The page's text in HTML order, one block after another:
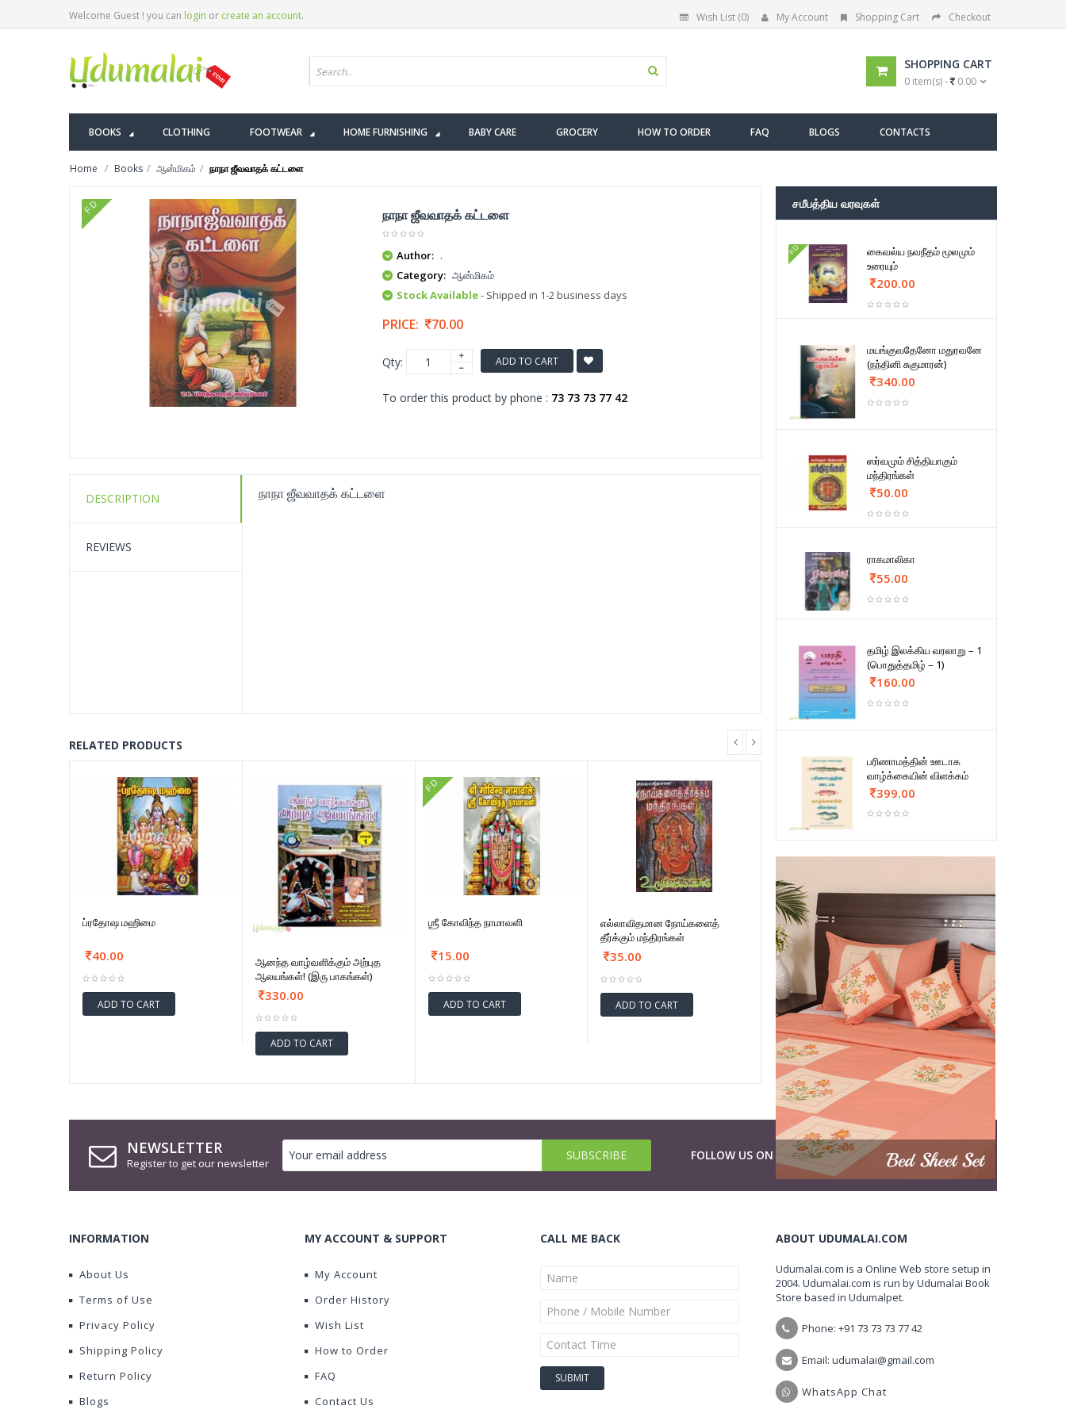
Welcome Guest ! you can login or create an account. Wish List (0) My Account Shopping Cart Checkout
SHOPPING CART
0 item(s) - 0.00
BOOKS CLOTHING FOOTWEAR HOME FURNISHING BABY CARE GROCERY HOW TO ORDER FAQ BLOGS CONTACTS
Home Books ஆன்மிகம் நாநா ஜீவவாதக் கட்டளை
FD நாநா ஜீவவாதக் கட்டளை
Author: .
Category: ஆன்மிகம்
Stock Available- Shipped in 1-2 business days
PRICE: 70.00
Qty: ADD TO CART
To order this product by phone : 73 73 73 77 42
DESCRIPTION
REVIEWS
நாநா ஜீவவாதக் கட்டளை
RELATED PRODUCTS
ப்ரதோஷ மஹிமை
40.00
ADD TO CART
ஆனந்த வாழ்வளிக்கும் அற்புத
ஆலயங்கள்! (இரு பாகங்கள்)
330.00
ADD TO CART
FD
ஶ்ரீ கோவிந்த நாமாவளி
15.00
ADD TO CART
எல்லாவிதமான நோய்களைத்
தீர்க்கும் மந்திரங்கள்
35.00
ADD TO CART
சமீபத்திய வரவுகள்
FD
கைவல்ய நவநீதம் மூலமும்
உரையும்
200.00
மயங்குவதேனோ மதுரவனே
(நந்தினி சுகுமாரன்)
340.00
ஸர்வமும் சித்தியாகும்
மந்திரங்கள்
50.00
ராகமாலிகா
55.00
தமிழ் இலக்கிய வரலாறு – 1
(பொதுத்தமிழ் – 1)
160.00
பரிணாமத்தின் ஊடாக
வாழ்க்கையின் விளக்கம்
399.00
NEWSLETTER
Register to get our newsletter
FOLLOW US ON
INFORMATION
About Us
Terms of Use
Privacy Policy
Shipping Policy
Return Policy
Blogs
MY ACCOUNT & SUPPORT
My Account
Order History
Wish List
How to Order
FAQ
Contact Us
CALL ME BACK ABOUT UDUMALAI.COM
Udumalai.com is a Online Web store setup in
2004. Udumalai.com is run by Udumalai Book
Store based in Udumalpet.
Phone: +91 73 73 73 77 42
Email: udumalai@gmail.com
WhatsApp Chat